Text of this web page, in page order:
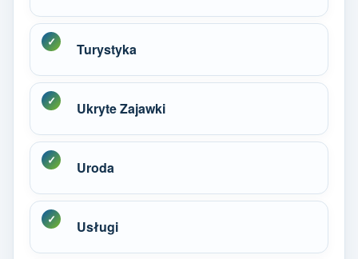
Turystyka
Ukryte Zajawki
Uroda
Usługi